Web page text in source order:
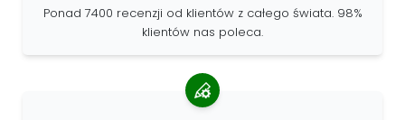
Ponad 7400 recenzji od klientów z całego świata. 98%
klientów nas poleca.